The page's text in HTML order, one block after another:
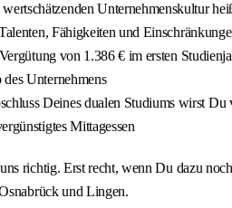
Unternehmenskultur
Fähigkeiten und
von 1.386 € im ersten
Unternehmens
Deines dualen Studiums wirst Du
Mittagessen
richtig. Erst recht, wenn Du dazu
und Lingen.